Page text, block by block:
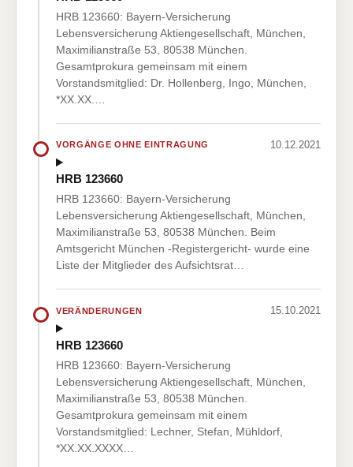
HRB 123660: Bayern-Versicherung
Lebensversicherung Aktiengesellschaft, München,
Maximilianstraße 53, 80538 München.
Gesamtprokura gemeinsam mit einem
Vorstandsmitglied: Dr. Hollenberg, Ingo, München,
*XX.XX.…
VORGÄNGE OHNE EINTRAGUNG 10.12.2021
HRB 123660
HRB 123660: Bayern-Versicherung
Lebensversicherung Aktiengesellschaft, München,
Maximilianstraße 53, 80538 München. Beim
Amtsgericht München -Registergericht- wurde eine
Liste der Mitglieder des Aufsichtsrat…
VERÄNDERUNGEN 15.10.2021
HRB 123660
HRB 123660: Bayern-Versicherung
Lebensversicherung Aktiengesellschaft, München,
Maximilianstraße 53, 80538 München.
Gesamtprokura gemeinsam mit einem
Vorstandsmitglied: Lechner, Stefan, Mühldorf,
*XX.XX.XXXX…